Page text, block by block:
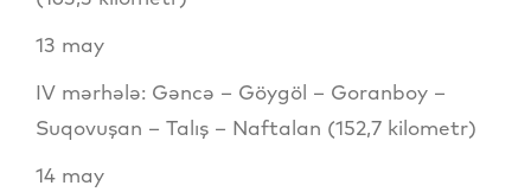
13 may
IV mərhələ: Gəncə – Göygöl – Goranboy –
Suqovuşan – Talış – Naftalan (152,7 kilometr)
14 may